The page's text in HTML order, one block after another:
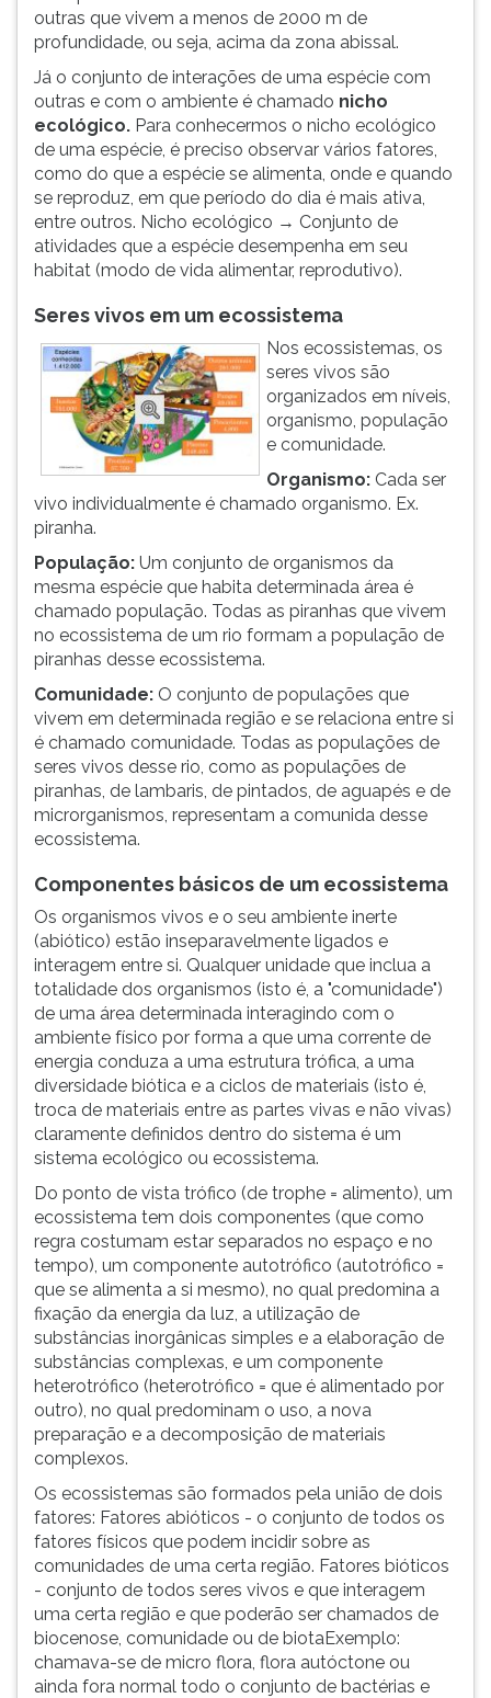
outras que vivem a menos de 2000 m de
profundidade, ou seja, acima da zona abissal.
Já o conjunto de interações de uma espécie com
outras e com o ambiente é chamado nicho
ecológico. Para conhecermos o nicho ecológico
de uma espécie, é preciso observar vários fatores,
como do que a espécie se alimenta, onde e quando
se reproduz, em que período do dia é mais ativa,
entre outros. Nicho ecológico → Conjunto de
atividades que a espécie desempenha em seu
habitat (modo de vida alimentar, reprodutivo).
Seres vivos em um ecossistema
Nos ecossistemas, os
seres vivos são
organizados em níveis,
organismo, população
e comunidade.
Organismo: Cada ser
vivo individualmente é chamado organismo. Ex.
piranha.
População: Um conjunto de organismos da
mesma espécie que habita determinada área é
chamado população. Todas as piranhas que vivem
no ecossistema de um rio formam a população de
piranhas desse ecossistema.
Comunidade: O conjunto de populações que
vivem em determinada região e se relaciona entre si
é chamado comunidade. Todas as populações de
seres vivos desse rio, como as populações de
piranhas, de lambaris, de pintados, de aguapés e de
microrganismos, representam a comunida desse
ecossistema.
Componentes básicos de um ecossistema
Os organismos vivos e o seu ambiente inerte
(abiótico) estão inseparavelmente ligados e
interagem entre si. Qualquer unidade que inclua a
totalidade dos organismos (isto é, a "comunidade")
de uma área determinada interagindo com o
ambiente físico por forma a que uma corrente de
energia conduza a uma estrutura trófica, a uma
diversidade biótica e a ciclos de materiais (isto é,
troca de materiais entre as partes vivas e não vivas)
claramente definidos dentro do sistema é um
sistema ecológico ou ecossistema.
Do ponto de vista trófico (de trophe = alimento), um
ecossistema tem dois componentes (que como
regra costumam estar separados no espaço e no
tempo), um componente autotrófico (autotrófico =
que se alimenta a si mesmo), no qual predomina a
fixação da energia da luz, a utilização de
substâncias inorgânicas simples e a elaboração de
substâncias complexas, e um componente
heterotrófico (heterotrófico = que é alimentado por
outro), no qual predominam o uso, a nova
preparação e a decomposição de materiais
complexos.
Os ecossistemas são formados pela união de dois
fatores: Fatores abióticos - o conjunto de todos os
fatores físicos que podem incidir sobre as
comunidades de uma certa região. Fatores bióticos
- conjunto de todos seres vivos e que interagem
uma certa região e que poderão ser chamados de
biocenose, comunidade ou de biotaExemplo:
chamava-se de micro flora, flora autóctone ou
ainda fora normal todo o conjunto de bactérias e